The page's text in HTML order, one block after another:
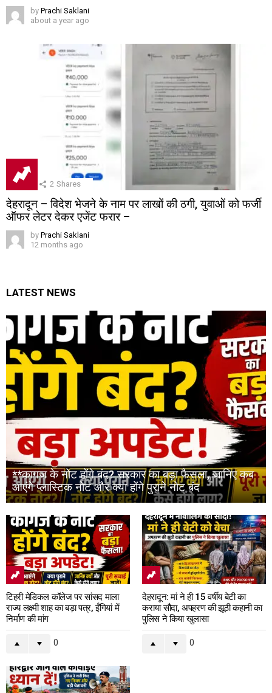
by Prachi Saklani
about a year ago
2 Shares
देहरादून – विदेश भेजने के नाम पर लाखों की ठगी, युवाओं को फर्जी
ऑफर लेटर देकर एजेंट फरार –
by Prachi Saklani
12 months ago
LATEST NEWS
**कागज के नोट होंगे बंद? सरकार का बड़ा फैसला, जानिए कब
आएंगे प्लास्टिक नोट और क्या होंगे पुराने नोट बंद
टिहरी मेडिकल कॉलेज पर सांसद माला
राज्य लक्ष्मी शाह का बड़ा पत्र, ईंगियां में
निर्माण की मांग
0
देहरादून: मां ने ही 15 वर्षीय बेटी का
कराया सौदा, अपहरण की झूठी कहानी का
पुलिस ने किया खुलासा
0